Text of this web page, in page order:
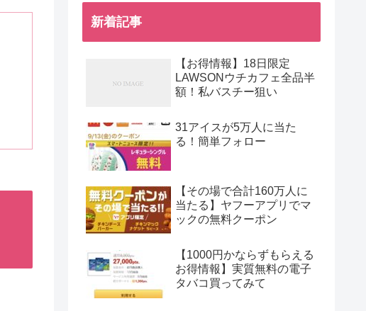
新着記事
【お得情報】18日限定
LAWSONウチカフェ全品半
額！私バスチー狙い
31アイスが5万人に当た
る！簡単フォロー
【その場で合計160万人に
当たる】ヤフーアプリでマ
ックの無料クーポン
【1000円かならずもらえる
お得情報】実質無料の電子
タバコ買ってみて